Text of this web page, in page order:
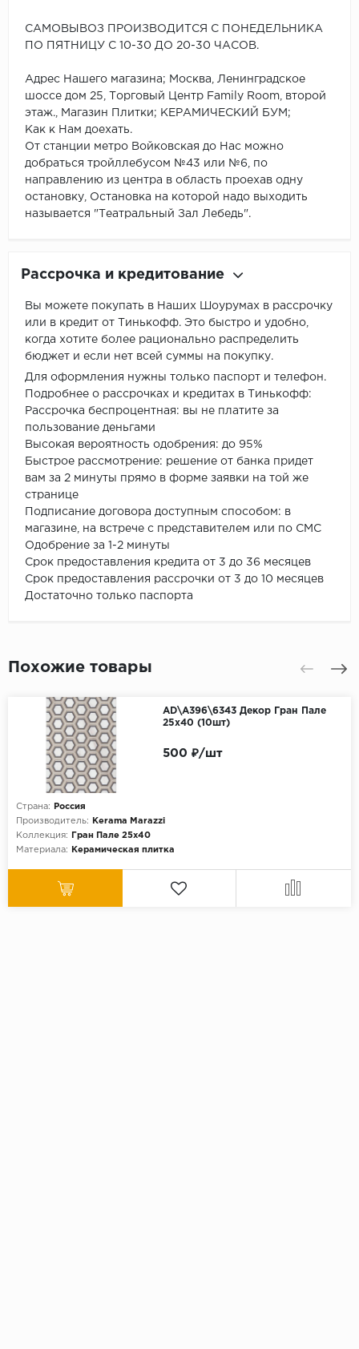
САМОВЫВОЗ ПРОИЗВОДИТСЯ С ПОНЕДЕЛЬНИКА
ПО ПЯТНИЦУ С 10-30 ДО 20-30 ЧАСОВ.
Адрес Нашего магазина; Москва, Ленинградское
шоссе дом 25, Торговый Центр Family Room, второй
этаж., Магазин Плитки; КЕРАМИЧЕСКИЙ БУМ;
Как к Нам доехать.
От станции метро Войковская до Нас можно
добраться тройллебусом №43 или №6, по
направлению из центра в область проехав одну
остановку, Остановка на которой надо выходить
называется "Театральный Зал Лебедь".
Рассрочка и кредитование
Вы можете покупать в Наших Шоурумах в рассрочку
или в кредит от Тинькофф. Это быстро и удобно,
когда хотите более рационально распределить
бюджет и если нет всей суммы на покупку.
Для оформления нужны только паспорт и телефон.
Подробнее о рассрочках и кредитах в Тинькофф:
Рассрочка беспроцентная: вы не платите за
пользование деньгами
Высокая вероятность одобрения: до 95%
Быстрое рассмотрение: решение от банка придет
вам за 2 минуты прямо в форме заявки на той же
странице
Подписание договора доступным способом: в
магазине, на встрече с представителем или по СМС
Одобрение за 1-2 минуты
Срок предоставления кредита от 3 до 36 месяцев
Срок предоставления рассрочки от 3 до 10 месяцев
Достаточно только паспорта
Похожие товары
AD\A396\6343 Декор Гран Пале
25х40 (10шт)
Страна:
Россия
Производитель:
Kerama Marazzi
Коллекция:
Гран Пале 25х40
Материала:
Керамическая плитка
500 ₽/шт